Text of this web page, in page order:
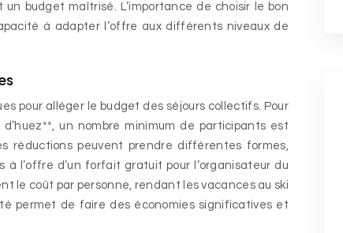
budget maîtrisé. L’importance de choisir le bon
à adapter l’offre aux différents niveaux de
pour alléger le budget des séjours collectifs. Pour
un nombre minimum de participants est
réductions peuvent prendre différentes formes,
l’offre d’un forfait gratuit pour l’organisateur du
le coût par personne, rendant les vacances au ski
permet de faire des économies significatives et